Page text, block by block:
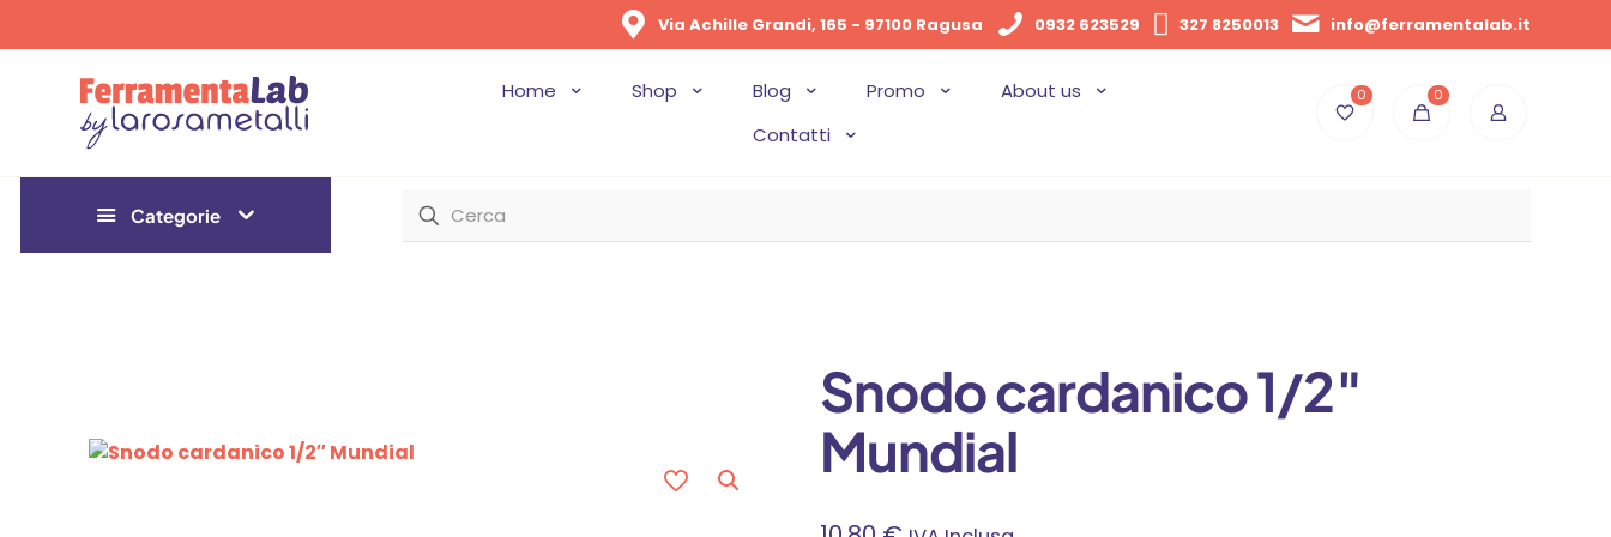
Via Achille Grandi, 165 - 97100 Ragusa 0932 623529 327 8250013 info@ferramentalab.it
Home Shop Blog Promo
About us
Contatti
0 0
Categorie
Snodo cardanico 1/2″
Mundial